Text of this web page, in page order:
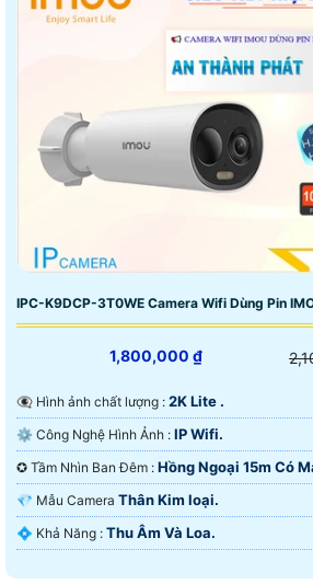
IPC-K9DCP-3T0WE Camera Wifi Dùng Pin
1,800,000 ₫
👁️‍🗨 Hình ảnh chất lượng : 2K Lite .
⚙ Công Nghệ Hình Ảnh : IP Wifi.
✪ Tầm Nhìn Ban Đêm : Hồng Ngoại 15m Có
💎 Mẫu Camera Thân Kim loại.
️💠 Khả Năng : Thu Âm Và Loa.